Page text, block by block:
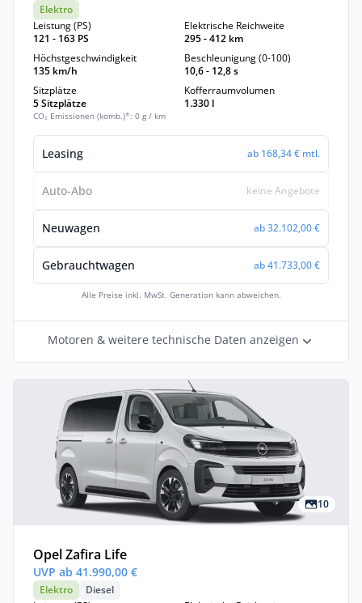
Elektro
Leistung (PS)
121 - 163 PS
Elektrische Reichweite
295 - 412 km
Höchstgeschwindigkeit
135 km/h
Beschleunigung (0-100)
10,6 - 12,8 s
Sitzplätze
5 Sitzplätze
Kofferraumvolumen
1.330 l
CO₂ Emissionen (komb.)*: 0 g / km
Leasing ab 168,34 € mtl.
Auto-Abo keine Angebote
Neuwagen ab 32.102,00 €
Gebrauchtwagen ab 41.733,00 €
Alle Preise inkl. MwSt. Generation kann abweichen.
Motoren & weitere technische Daten anzeigen
10
Opel Zafira Life
UVP ab 41.990,00 €
Elektro
Diesel